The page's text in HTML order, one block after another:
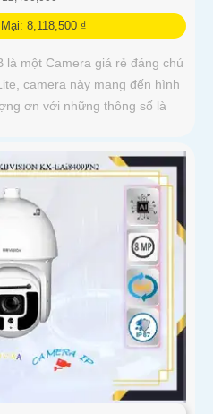
8,118,500 ₫
là một Camera giá rẻ đáng chú
camera này mang đến hình
ơn với những thông số là